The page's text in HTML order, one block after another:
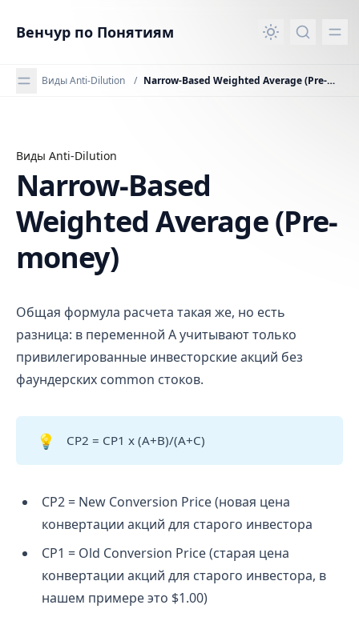
Венчур по Понятиям
Виды Anti-Dilution / Narrow-Based Weighted Average (Pre-money)
Narrow-Based Weighted Average (Pre-money)
Виды Anti-Dilution
Narrow-Based
Weighted Average (Pre-
money)
Общая формула расчета такая же, но есть
разница: в переменной А учитывают только
привилегированные инвесторские акций без
фаундерских common стоков.
💡 CP2 = CP1 x (A+B)/(A+C)
СP2 = New Conversion Price (новая цена
конвертации акций для старого инвестора
СP1 = Old Conversion Price (старая цена
конвертации акций для старого инвестора, в
нашем примере это $1.00)